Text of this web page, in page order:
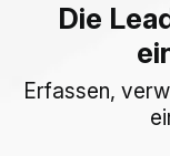
Die
Erfassen,